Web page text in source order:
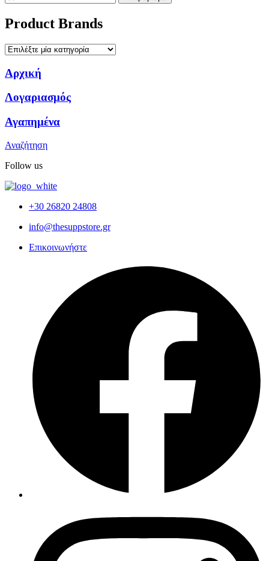
Product Brands
Αρχική
Λογαριασμός
Αγαπημένα
Αναζήτηση
Follow us
+30 26820 24808
info@thesuppstore.gr
Επικοινωνήστε